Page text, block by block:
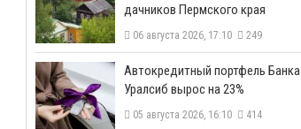
дачников Пермского края
06 августа 2026, 17:10 249
​Автокредитный портфель Банка
Уралсиб вырос на 23%
05 августа 2026, 16:10 414